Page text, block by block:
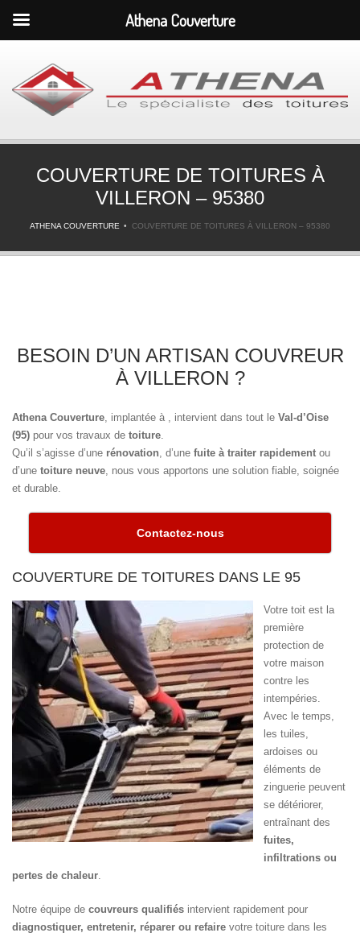
COUVERTURE DE TOITURES À
VILLERON – 95380
ATHENA COUVERTURE COUVERTURE DE TOITURES À VILLERON – 95380
BESOIN D’UN ARTISAN COUVREUR
À VILLERON ?
Athena Couverture , implantée à , intervient dans tout le Val-d’Oise
(95) pour vos travaux de toiture
Qu’il s’agisse d’une rénovation , d’une fuite à traiter rapidement ou
d’une toiture neuve , nous vous apportons une solution fiable, soignée
et durable.
Contactez-nous
COUVERTURE DE TOITURES DANS LE 95
Votre toit est la
première
protection de
votre maison
contre les
intempéries.
Avec le temps,
les tuiles,
ardoises ou
éléments de
zinguerie peuvent
se détériorer,
entraînant des
fuites,
infiltrations ou
pertes de chaleur.
Notre équipe de couvreurs qualifiés intervient rapidement pour
diagnostiquer, entretenir, réparer ou refaire votre toiture dans les
Athena Couverture